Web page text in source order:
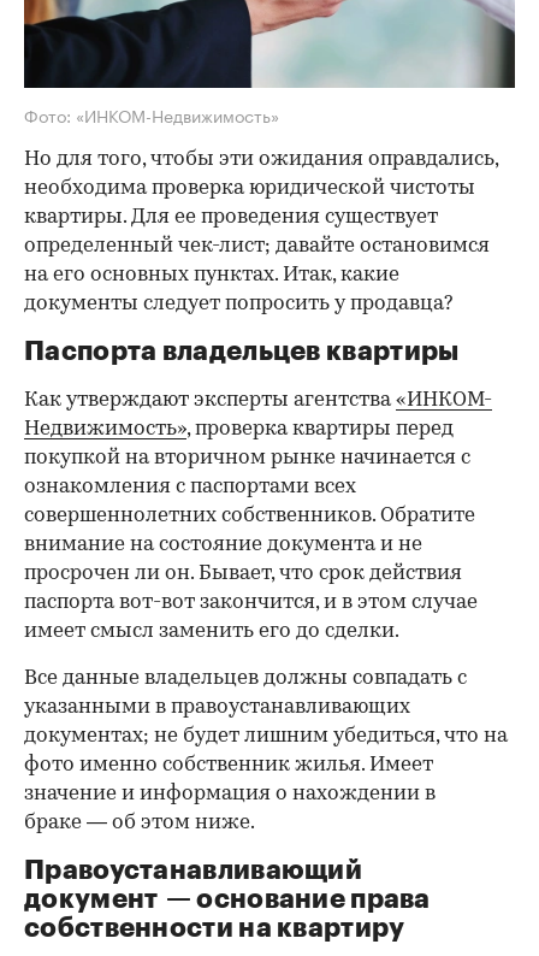
Фото: «ИНКОМ-Недвижимость»
Но для того, чтобы эти ожидания оправдались,
необходима проверка юридической чистоты
квартиры. Для ее проведения существует
определенный чек-лист; давайте остановимся
на его основных пунктах. Итак, какие
документы следует попросить у продавца?
Паспорта владельцев квартиры
Как утверждают эксперты агентства«ИНКОМ-
Недвижимость», проверка квартиры перед
покупкой на вторичном рынке начинается с
ознакомления с паспортами всех
совершеннолетних собственников. Обратите
внимание на состояние документа и не
просрочен ли он. Бывает, что срок действия
паспорта вот-вот закончится, и в этом случае
имеет смысл заменить его до сделки.
00:00 / 00:00
Все данные владельцев должны совпадать с
указанными в правоустанавливающих
документах; не будет лишним убедиться, что на
фото именно собственник жилья. Имеет
значение и информация о нахождении в
браке — об этом ниже.
Правоустанавливающий
документ — основание права
собственности на квартиру